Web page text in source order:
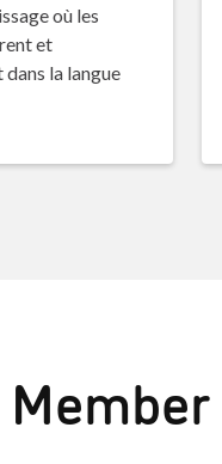
où les
et
la langue